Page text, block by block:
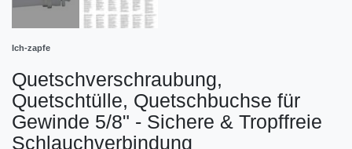
Ich-zapfe
Quetschverschraubung,
Quetschtülle, Quetschbuchse für
Gewinde 5/8" - Sichere & Tropffreie
Schlauchverbindung